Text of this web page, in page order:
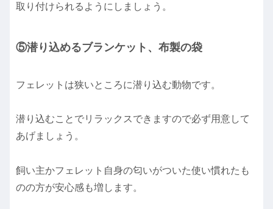
取り付けられるようにしましょう。
⑤潜り込めるブランケット、布製の袋
フェレットは狭いところに潜り込む動物です。
潜り込むことでリラックスできますので必ず用意して
あげましょう。
飼い主かフェレット自身の匂いがついた使い慣れたも
のの方が安心感も増します。